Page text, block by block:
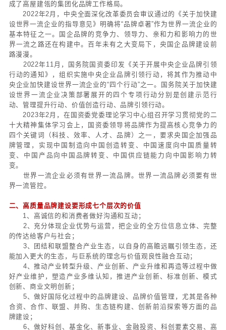
党的十八大以来，面对国际经济合作和竞争的新变
家已将品牌建设上升为国家战略。
2014年5月10日，中央领导提出“三个转变”重要论
国产业结构转型升级、打造中国品牌指明了方向。近
院国资委指导下，央国企大力实施品牌战略，探索集
之道，持续提升集团品牌管理水平及国际化进程，在
团品牌整合、社会关系构建与整合营销等方面取得了
成了高屋建瓴的集团化品牌工作格局。
2022年2月，中央全面深化改革委员会审议通过的
设世界一流企业的指导意见》明确将“品牌卓著”作为世
基本特征之一。国企品牌的竞争力、领导力、亲和力
界一流之路还在构建中。百年未有之大变局下，央国
路漫漫。
2022年11月，国务院国资委印发《关于开展中央
行动的通知》，组织实施中央企业品牌引领行动，将
设世界一流企业决策部署展开的四个专项行动分别
动、管理提升行动、价值创造行动、品牌引领行动。
2023年2月，在国资委党委理论学习中心组召开学
十大精神集体学习会上，国资委领导将品牌作为提高
四个关键词（科技、效率、人才、品牌）之一，要求
牌管理，实现中国制造向中国创造转变、中国速度
变、中国产品向中国品牌转变、中国供应链能力向
变。
世界一流企业必须有世界一流品牌。世界一流品牌
界一流管控。